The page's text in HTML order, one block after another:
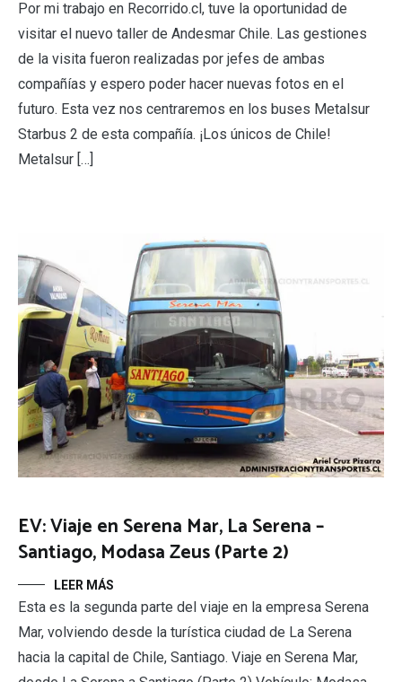
Por mi trabajo en Recorrido.cl, tuve la oportunidad de
visitar el nuevo taller de Andesmar Chile. Las gestiones
de la visita fueron realizadas por jefes de ambas
compañías y espero poder hacer nuevas fotos en el
futuro. Esta vez nos centraremos en los buses Metalsur
Starbus 2 de esta compañía. ¡Los únicos de Chile!
Metalsur […]
EV: Viaje en Serena Mar, La Serena –
Santiago, Modasa Zeus (Parte 2)
LEER MÁS
Esta es la segunda parte del viaje en la empresa Serena
Mar, volviendo desde la turística ciudad de La Serena
hacia la capital de Chile, Santiago. Viaje en Serena Mar,